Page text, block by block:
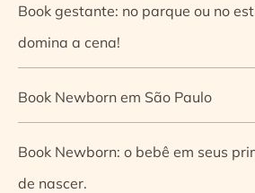
Book gestante: no parque ou no
domina a cena!
Book Newborn em São Paulo
Book Newborn: o bebê em seus
de nascer.